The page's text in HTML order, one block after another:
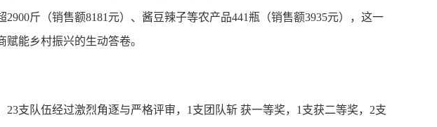
斤（销售额8181元）、酱豆辣子等农产品441瓶（销售额3935元），这一
能乡村振兴的生动答卷。
支队伍经过激烈角逐与严格评审，1支团队斩 获一等奖，1支获二等奖，2支